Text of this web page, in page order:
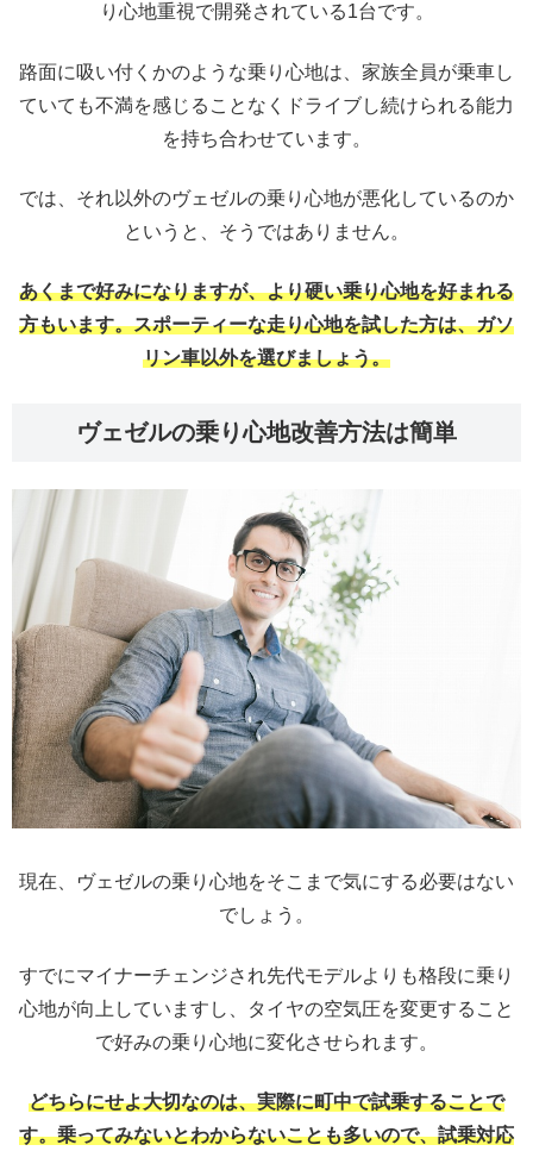
り心地重視で開発されている1台です。
路面に吸い付くかのような乗り心地は、家族全員が乗車し
ていても不満を感じることなくドライブし続けられる能力
を持ち合わせています。
では、それ以外のヴェゼルの乗り心地が悪化しているのか
というと、そうではありません。
あくまで好みになりますが、より硬い乗り心地を好まれる
方もいます。スポーティーな走り心地を試した方は、ガソ
リン車以外を選びましょう。
ヴェゼルの乗り心地改善方法は簡単
現在、ヴェゼルの乗り心地をそこまで気にする必要はない
でしょう。
すでにマイナーチェンジされ先代モデルよりも格段に乗り
心地が向上していますし、タイヤの空気圧を変更すること
で好みの乗り心地に変化させられます。
どちらにせよ大切なのは、実際に町中で試乗することで
す。乗ってみないとわからないことも多いので、試乗対応